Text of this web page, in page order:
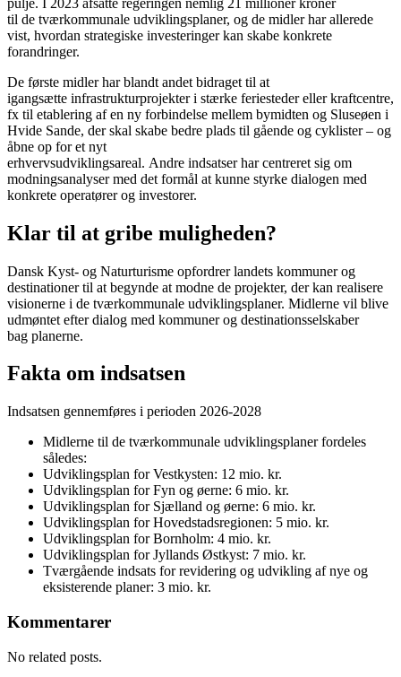
til de tværkommunale udviklingsplaner, og de midler har allerede
vist, hvordan strategiske investeringer kan skabe konkrete
forandringer.
De første midler har blandt andet bidraget til at
igangsætte infrastrukturprojekter i stærke feriesteder eller kraftcentre,
fx til etablering af en ny forbindelse mellem bymidten og Sluseøen i
Hvide Sande, der skal skabe bedre plads til gående og cyklister – og
åbne op for et nyt
erhvervsudviklingsareal. Andre indsatser har centreret sig om
modningsanalyser med det formål at kunne styrke dialogen med
konkrete operatører og investorer.
Klar til at gribe muligheden?
Dansk Kyst- og Naturturisme opfordrer landets kommuner og
destinationer til at begynde at modne de projekter, der kan realisere
visionerne i de tværkommunale udviklingsplaner. Midlerne vil blive
udmøntet efter dialog med kommuner og destinationsselskaber
bag planerne.
Fakta om indsatsen
Indsatsen gennemføres i perioden 2026-2028
Midlerne til de tværkommunale udviklingsplaner fordeles
således:
Udviklingsplan for Vestkysten: 12 mio. kr.
Udviklingsplan for Fyn og øerne: 6 mio. kr.
Udviklingsplan for Sjælland og øerne: 6 mio. kr.
Udviklingsplan for Hovedstadsregionen: 5 mio. kr.
Udviklingsplan for Bornholm: 4 mio. kr.
Udviklingsplan for Jyllands Østkyst: 7 mio. kr.
Tværgående indsats for revidering og udvikling af nye og
eksisterende planer: 3 mio. kr.
Kommentarer
No related posts.